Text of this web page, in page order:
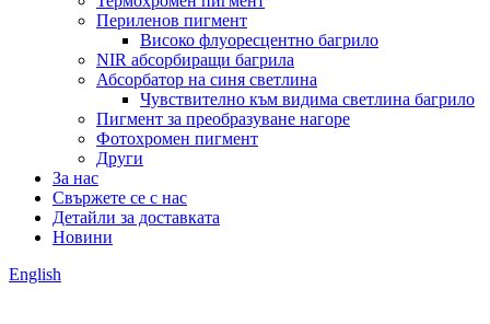
Периленов пигмент
Високо флуоресцентно багрило
NIR абсорбиращи багрила
Абсорбатор на синя светлина
Чувствително към видима светлина багрило
Пигмент за преобразуване нагоре
Фотохромен пигмент
Други
За нас
Свържете се с нас
Детайли за доставката
Новини
English